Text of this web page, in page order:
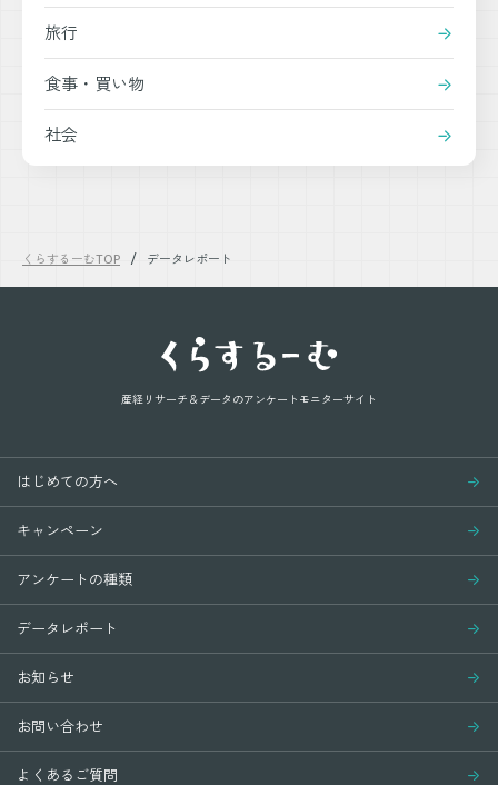
旅行
食事・買い物
社会
くらするーむTOP データレポート
産経リサーチ＆データのアンケートモニターサイト
はじめての方へ
キャンペーン
アンケートの種類
データレポート
お知らせ
お問い合わせ
よくあるご質問